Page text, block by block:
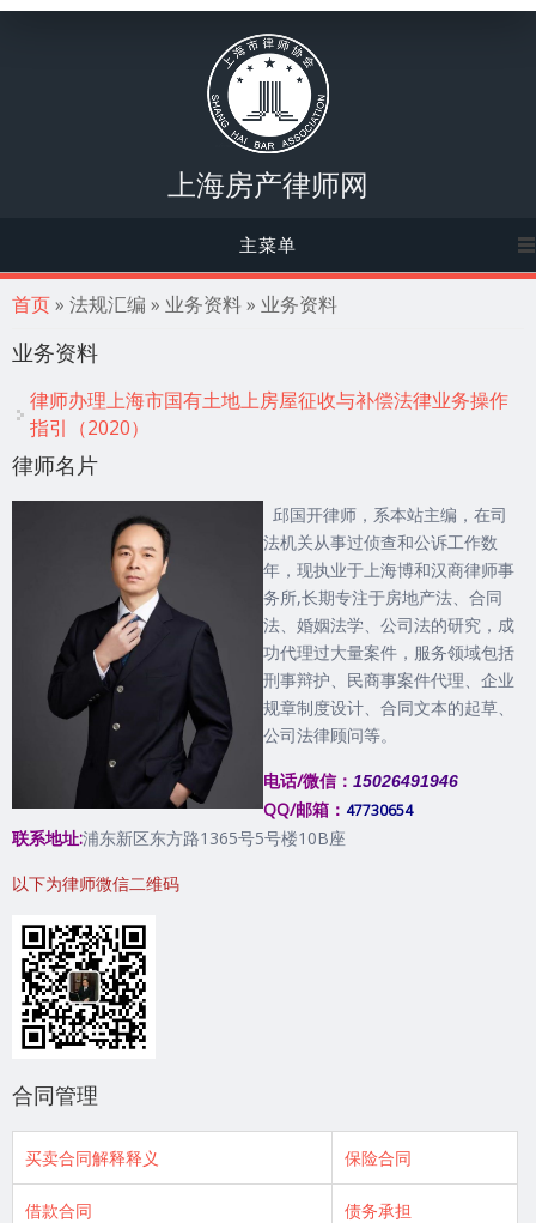
上海房产律师网
主菜单
你在这里
首页» 法规汇编 » 业务资料 » 业务资料
业务资料
律师办理上海市国有土地上房屋征收与补偿法律业务操作
指引（2020）
律师名片
邱国开律师，系本站主编，在司
法机关从事过侦查和公诉工作数
年，现执业于上海博和汉商律师事
务所,长期专注于房地产法、合同
法、婚姻法学、公司法的研究，成
功代理过大量案件，服务领域包括
刑事辩护、民商事案件代理、企业
规章制度设计、合同文本的起草、
公司法律顾问等。
电话/微信： 15026491946
QQ/邮箱： 47730654
联系地址:浦东新区东方路1365号5号楼10B座
以下为律师微信二维码
合同管理
买卖合同解释释义 保险合同
借款合同 债务承担